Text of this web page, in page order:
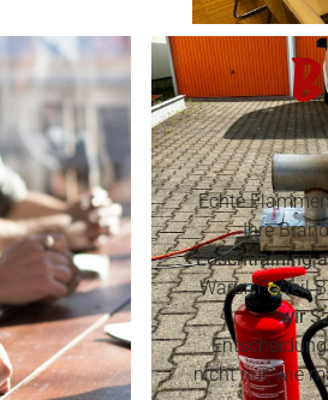
Echte
Ihre
Löschtraining
Warum? Weil
wir
nicht nur, wie